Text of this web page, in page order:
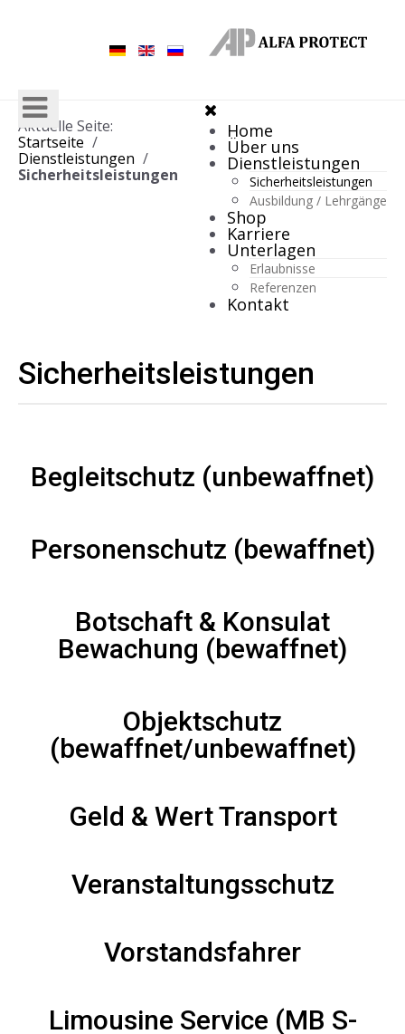
Home
Über uns
Dienstleistungen
Sicherheitsleistungen
Ausbildung / Lehrgänge
Shop
Karriere
Unterlagen
Erlaubnisse
Referenzen
Kontakt
Aktuelle Seite:
Startseite
Dienstleistungen
Sicherheitsleistungen
Sicherheitsleistungen
Begleitschutz (unbewaffnet)
Personenschutz (bewaffnet)
Botschaft & Konsulat
Bewachung (bewaffnet)
Objektschutz
(bewaffnet/unbewaffnet)
Geld & Wert Transport
Veranstaltungsschutz
Vorstandsfahrer
Limousine Service (MB S-